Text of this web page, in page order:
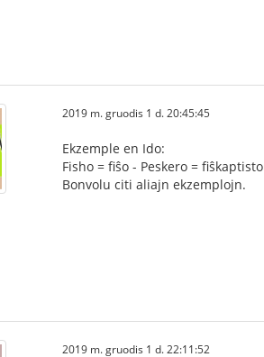
2019 m. gruodis 1 d. 20:45:45
Ekzemple en Ido:
Fisho = fiŝo - Peskero = fiŝkaptisto
Bonvolu citi aliajn ekzemplojn.
2019 m. gruodis 1 d. 22:11:52